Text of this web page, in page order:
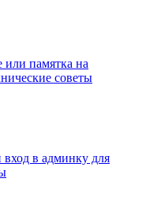
памятка на
советы
в админку для